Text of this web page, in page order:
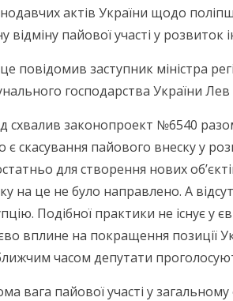
актів України щодо
відміну пайової участі у
повідомив заступник міністра
господарства України
схвалив законопроект №6540
є скасування пайового внеску у
для створення нових
на це не було направлено. А
Подібної практики не існує у
вплине на покращення позиції
часом депутати
вага пайової участі у